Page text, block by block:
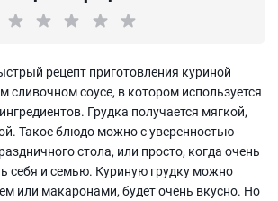
рецепт приготовления куриной
сливочном соусе, в котором используется
Грудка получается мягкой,
Такое блюдо можно с уверенностью
стола, или просто, когда очень
себя и семью. Куриную грудку можно
или макаронами, будет очень вкусно. Но